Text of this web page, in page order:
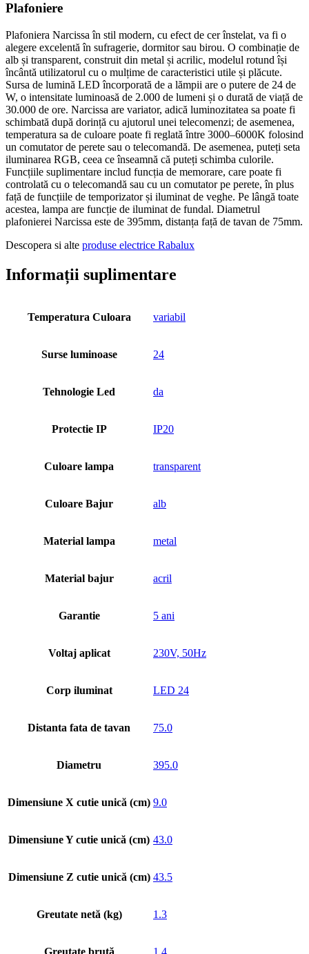
Plafoniere
Plafoniera Narcissa în stil modern, cu efect de cer înstelat, va fi o
alegere excelentă în sufragerie, dormitor sau birou. O combinație de
alb și transparent, construit din metal și acrilic, modelul rotund își
încântă utilizatorul cu o mulțime de caracteristici utile și plăcute.
Sursa de lumină LED încorporată de a lămpii are o putere de 24 de
W, o intensitate luminoasă de 2.000 de lumeni și o durată de viață de
30.000 de ore. Narcissa are variator, adică luminozitatea sa poate fi
schimbată după dorință cu ajutorul unei telecomenzi; de asemenea,
temperatura sa de culoare poate fi reglată între 3000–6000K folosind
un comutator de perete sau o telecomandă. De asemenea, puteți seta
iluminarea RGB, ceea ce înseamnă că puteți schimba culorile.
Funcțiile suplimentare includ funcția de memorare, care poate fi
controlată cu o telecomandă sau cu un comutator pe perete, în plus
față de funcțiile de temporizator și iluminat de veghe. Pe lângă toate
acestea, lampa are funcție de iluminat de fundal. Diametrul
plafonierei Narcissa este de 395mm, distanța față de tavan de 75mm.
Descopera si alte produse electrice Rabalux
Informații suplimentare
Temperatura Culoara variabil
Surse luminoase 24
Tehnologie Led da
Protectie IP IP20
Culoare lampa transparent
Culoare Bajur alb
Material lampa metal
Material bajur acril
Garantie 5 ani
Voltaj aplicat 230V, 50Hz
Corp iluminat LED 24
Distanta fata de tavan 75.0
Diametru 395.0
Dimensiune X cutie unică (cm) 9.0
Dimensiune Y cutie unică (cm) 43.0
Dimensiune Z cutie unică (cm) 43.5
Greutate netă (kg) 1.3
Greutate brută 1.4